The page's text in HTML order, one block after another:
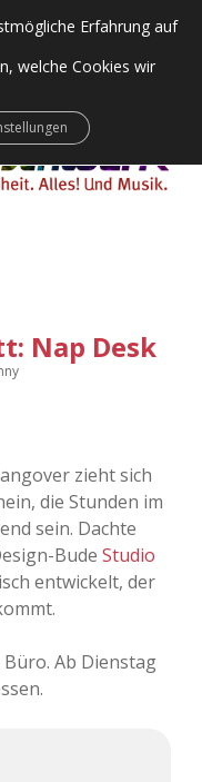
Menü
Menü
öffnen
vimeo
Nap Desk
zieht sich
die Stunden im
sein. Dachte
Bude Studio
entwickelt, der
Ab Dienstag
Erfahrung auf
welche Cookies wir